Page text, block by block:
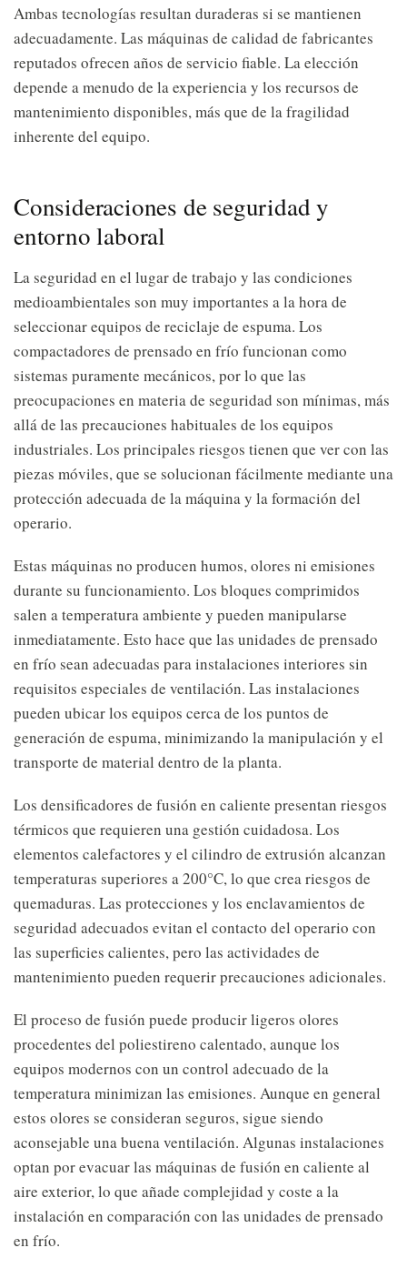
Ambas tecnologías resultan duraderas si se mantienen
adecuadamente. Las máquinas de calidad de fabricantes
reputados ofrecen años de servicio fiable. La elección
depende a menudo de la experiencia y los recursos de
mantenimiento disponibles, más que de la fragilidad
inherente del equipo.
Consideraciones de seguridad y
entorno laboral
La seguridad en el lugar de trabajo y las condiciones
medioambientales son muy importantes a la hora de
seleccionar equipos de reciclaje de espuma. Los
compactadores de prensado en frío funcionan como
sistemas puramente mecánicos, por lo que las
preocupaciones en materia de seguridad son mínimas, más
allá de las precauciones habituales de los equipos
industriales. Los principales riesgos tienen que ver con las
piezas móviles, que se solucionan fácilmente mediante una
protección adecuada de la máquina y la formación del
operario.
Estas máquinas no producen humos, olores ni emisiones
durante su funcionamiento. Los bloques comprimidos
salen a temperatura ambiente y pueden manipularse
inmediatamente. Esto hace que las unidades de prensado
en frío sean adecuadas para instalaciones interiores sin
requisitos especiales de ventilación. Las instalaciones
pueden ubicar los equipos cerca de los puntos de
generación de espuma, minimizando la manipulación y el
transporte de material dentro de la planta.
Los densificadores de fusión en caliente presentan riesgos
térmicos que requieren una gestión cuidadosa. Los
elementos calefactores y el cilindro de extrusión alcanzan
temperaturas superiores a 200°C, lo que crea riesgos de
quemaduras. Las protecciones y los enclavamientos de
seguridad adecuados evitan el contacto del operario con
las superficies calientes, pero las actividades de
mantenimiento pueden requerir precauciones adicionales.
El proceso de fusión puede producir ligeros olores
procedentes del poliestireno calentado, aunque los
equipos modernos con un control adecuado de la
temperatura minimizan las emisiones. Aunque en general
estos olores se consideran seguros, sigue siendo
aconsejable una buena ventilación. Algunas instalaciones
optan por evacuar las máquinas de fusión en caliente al
aire exterior, lo que añade complejidad y coste a la
instalación en comparación con las unidades de prensado
en frío.